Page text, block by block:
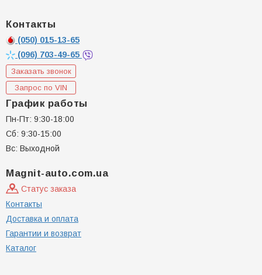
Контакты
(050) 015-13-65
(096) 703-49-65
Заказать звонок
Запрос по VIN
График работы
Пн-Пт: 9:30-18:00
Сб: 9:30-15:00
Вс: Выходной
Magnit-auto.com.ua
Статус заказа
Контакты
Доставка и оплата
Гарантии и возврат
Каталог